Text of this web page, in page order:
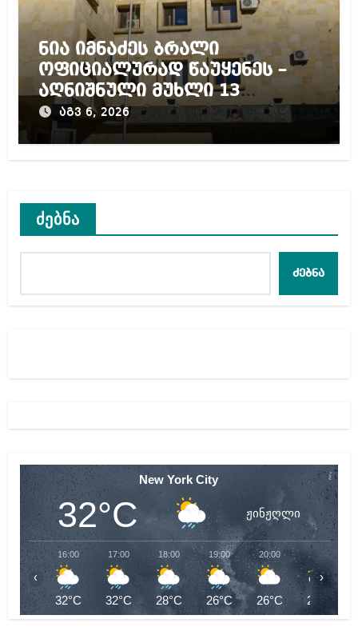
ნია იმნაძეს ბრალი
ოფიციალურად წაუყენეს –
აღნიშნული მუხლი 13
წლამდე პატიმრობას
ითვალისწინებს
აგვ 6, 2026
ძებნა
ძებნა
New York City
32°C ჟინჟღლი
16:00
32°C
17:00
32°C
18:00
28°C
19:00
26°C
20:00
26°C
21:00
26°C
‹ ›